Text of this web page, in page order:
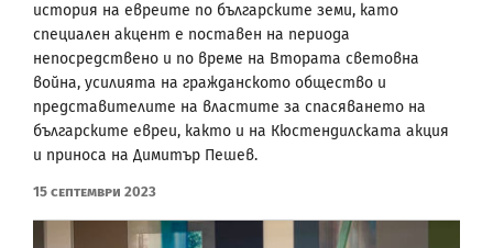
история на евреите по българските земи, като
специален акцент е поставен на периода
непосредствено и по време на Втората световна
война, усилията на гражданското общество и
представителите на властите за спасяването на
българските евреи, както и на Кюстендилската акция
и приноса на Димитър Пешев.
15 Септември 2023